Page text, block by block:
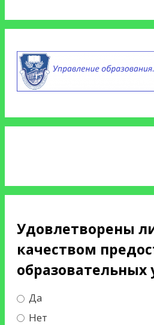
Удовлетворены
качеством
образовательных
Да
Нет